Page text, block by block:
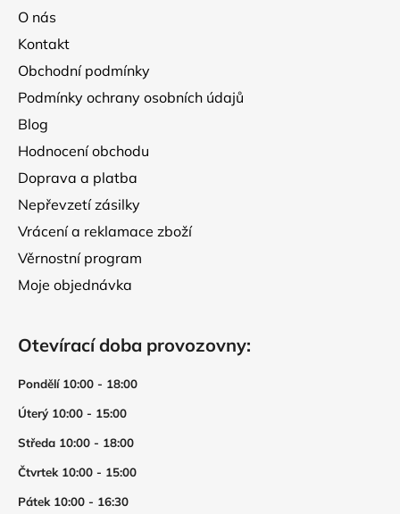
O nás
Kontakt
Obchodní podmínky
Podmínky ochrany osobních údajů
Blog
Hodnocení obchodu
Doprava a platba
Nepřevzetí zásilky
Vrácení a reklamace zboží
Věrnostní program
Moje objednávka
Otevírací doba provozovny:
Pondělí 10:00 - 18:00
Úterý 10:00 - 15:00
Středa 10:00 - 18:00
Čtvrtek 10:00 - 15:00
Pátek 10:00 - 16:30